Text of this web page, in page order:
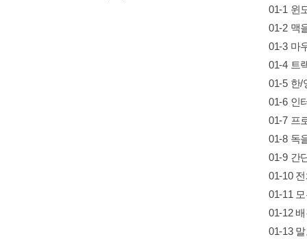
01-1 윈
01-2 맥
01-3 마
01-4 트
01-5 한/
01-6 인
01-7 프
01-8 독
01-9 간
01-10
01-11
01-12
01-13